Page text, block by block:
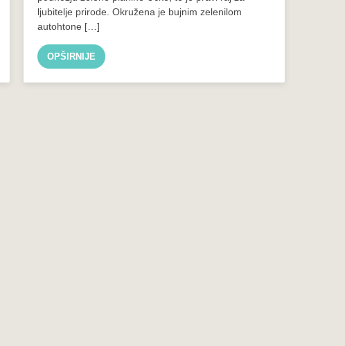
ljubitelje prirode. Okružena je bujnim zelenilom
autohtone […]
OPŠIRNIJE